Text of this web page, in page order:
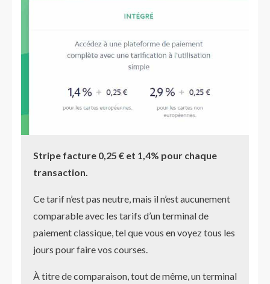
Stripe facture 0,25 € et 1,4% pour chaque
transaction.
Ce tarif n’est pas neutre, mais il n’est aucunement
comparable avec les tarifs d’un terminal de
paiement classique, tel que vous en voyez tous les
jours pour faire vos courses.
À titre de comparaison, tout de même, un terminal